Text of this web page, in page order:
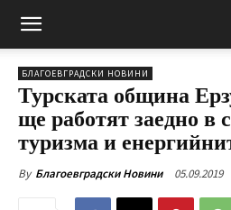
БЛАГОЕВГРАДСКИ НОВИНИ
Турската община
ще работят заедно в
туризма и
By Благоевградски Новини 05.09.2019